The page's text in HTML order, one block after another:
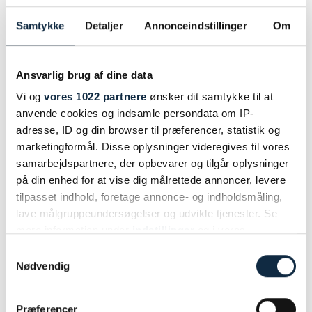
Samtykke Detaljer Annonceindstillinger Om
Ansvarlig brug af dine data
Vi og vores 1022 partnere ønsker dit samtykke til at
anvende cookies og indsamle persondata om IP-
adresse, ID og din browser til præferencer, statistik og
marketingformål. Disse oplysninger videregives til vores
samarbejdspartnere, der opbevarer og tilgår oplysninger
på din enhed for at vise dig målrettede annoncer, levere
tilpasset indhold, foretage annonce- og indholdsmåling,
lave målgruppeundersøgelser og udvikle tjenester. Se
tilbage eller ændre indstillinger fra vores
"Cookiedeklaration", eller ved at trykke på "Privacy
Nødvendig
Præferencer